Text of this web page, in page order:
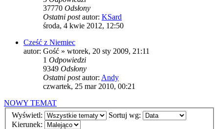
37770 Odsłony
Ostatni postautor: KSard
środa, 4 kwie 2012, 12:50
Cześć z Niemiec
autor: Gość » wtorek, 20 sty 2009, 21:11
1 Odpowiedzi
9349 Odsłony
Ostatni postautor: Andy
czwartek, 25 mar 2010, 00:21
NOWY TEMAT
Wyświetl:
Sortuj wg:
Kierunek: